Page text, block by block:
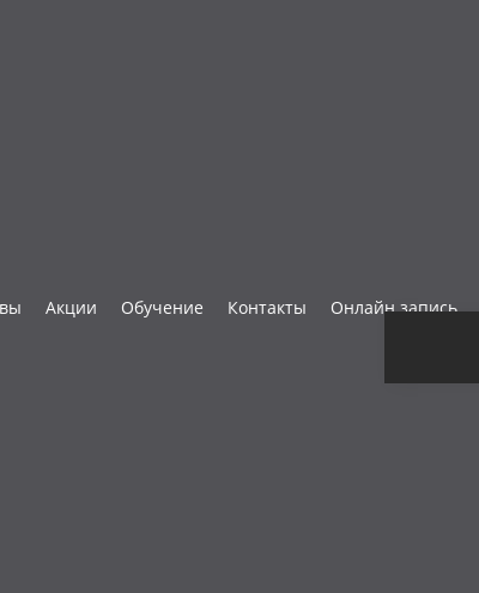
Акции Обучение Контакты Онлайн запись